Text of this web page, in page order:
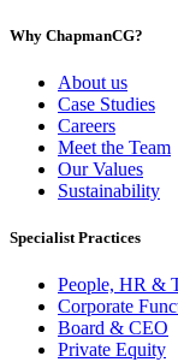
Why ChapmanCG?
About us
Case Studies
Careers
Meet the Team
Our Values
Sustainability
Specialist Practices
People, HR &
Corporate
Board & CEO
Private Equity